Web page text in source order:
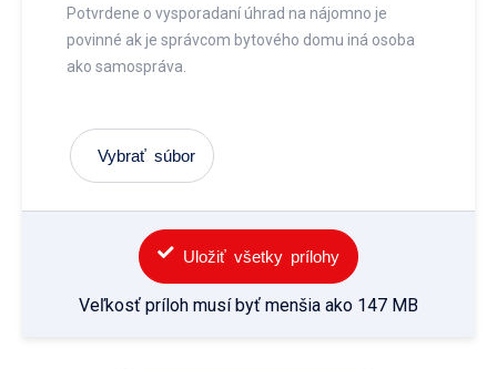
Potvrdene o vysporadaní úhrad na nájomno je
povinné ak je správcom bytového domu iná osoba
ako samospráva.
Vybrať súbor
Uložiť všetky prílohy
Veľkosť príloh musí byť menšia ako 147 MB